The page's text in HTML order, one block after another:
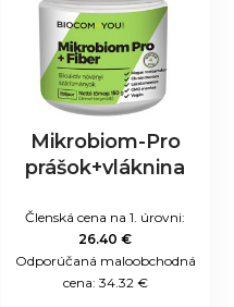
Mikrobiom-Pro
prášok+vláknina
Členská cena na 1. úrovni:
26.40 €
Odporúčaná maloobchodná
cena: 34.32 €